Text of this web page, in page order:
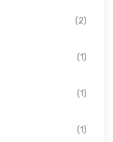
(2)
(1)
(1)
(1)